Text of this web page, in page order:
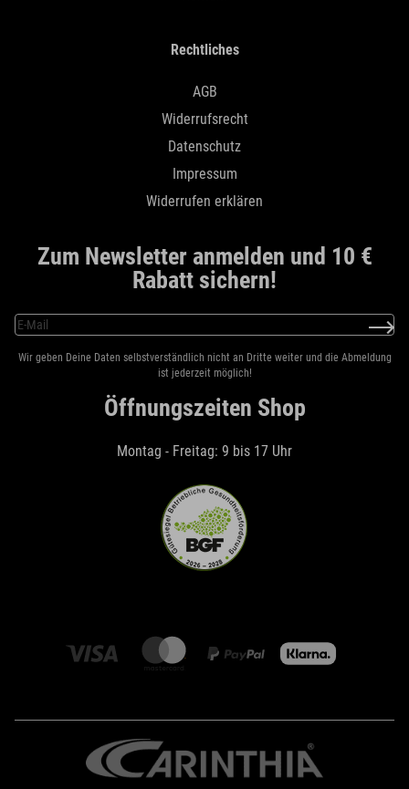
Rechtliches
AGB
Widerrufsrecht
Datenschutz
Impressum
Widerrufen erklären
Zum Newsletter anmelden und 10 €
Rabatt sichern!
Wir geben Deine Daten selbstverständlich nicht an Dritte weiter und die Abmeldung
ist jederzeit möglich!
Öffnungszeiten Shop
Montag - Freitag: 9 bis 17 Uhr